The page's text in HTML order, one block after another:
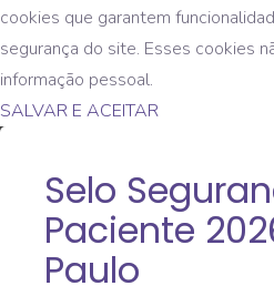
cookies que garantem
segurança do site. Esses cookies
informação pessoal.
SALVAR E ACEITAR
Selo
Paciente
Paulo